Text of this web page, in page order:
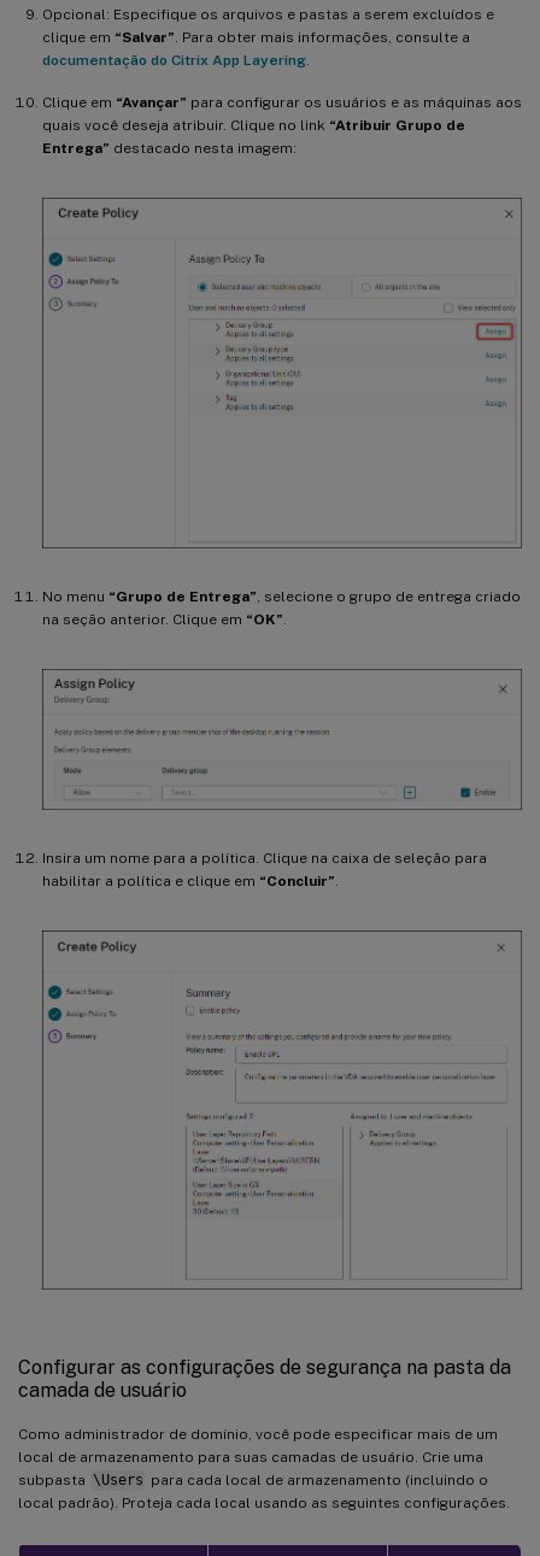
Opcional: Especifique os arquivos e pastas a serem excluídos e
clique em “Salvar”. Para obter mais informações, consulte a
documentação do Citrix App Layering.
Clique em “Avançar” para configurar os usuários e as máquinas aos
quais você deseja atribuir. Clique no link “Atribuir Grupo de
Entrega” destacado nesta imagem:
No menu “Grupo de Entrega”, selecione o grupo de entrega criado
na seção anterior. Clique em “OK”.
Insira um nome para a política. Clique na caixa de seleção para
habilitar a política e clique em “Concluir”.
Configurar as configurações de segurança na pasta da
camada de usuário
Como administrador de domínio, você pode especificar mais de um
local de armazenamento para suas camadas de usuário. Crie uma
subpasta \Users para cada local de armazenamento (incluindo o
local padrão). Proteja cada local usando as seguintes configurações.